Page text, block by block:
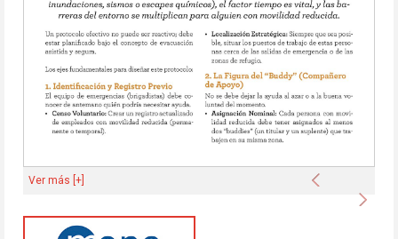
Anterior
Ver más [+]